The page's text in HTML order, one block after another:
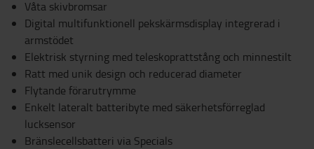
Våta skivbromsar
Digital multifunktionell pekskärmsdisplay integrerad i
armstödet
Elektrisk styrning med teleskoprattstång och minnestilt
Ratt med unik design och reducerad diameter
Flytande förarutrymme
Enkelt lateralt batteribyte med säkerhetsförreglad
lucksensor
Bränslecellsbatteri via Specials